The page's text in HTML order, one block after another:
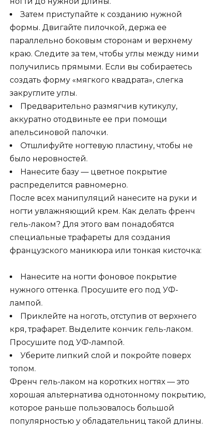
Затем приступайте к созданию нужной
формы. Двигайте пилочкой, держа ее
параллельно боковым сторонам и верхнему
краю. Следите за тем, чтобы углы между ними
получились прямыми. Если вы собираетесь
создать форму «мягкого квадрата», слегка
закруглите углы.
Предварительно размягчив кутикулу,
аккуратно отодвиньте ее при помощи
апельсиновой палочки.
Отшлифуйте ногтевую пластину, чтобы не
было неровностей.
Нанесите базу — цветное покрытие
распределится равномерно.
После всех манипуляций нанесите на руки и
ногти увлажняющий крем. Как делать френч
гель-лаком? Для этого вам понадобятся
специальные трафареты для создания
французского маникюра или тонкая кисточка:
Нанесите на ногти фоновое покрытие
нужного оттенка. Просушите его под УФ-
лампой.
Приклейте на ноготь, отступив от верхнего
кря, трафарет. Выделите кончик гель-лаком.
Просушите под УФ-лампой.
Уберите липкий слой и покройте поверх
топом.
Френч гель-лаком на коротких ногтях — это
хорошая альтернатива однотонному покрытию,
которое раньше пользовалось большой
популярностью у обладательниц такой длины.